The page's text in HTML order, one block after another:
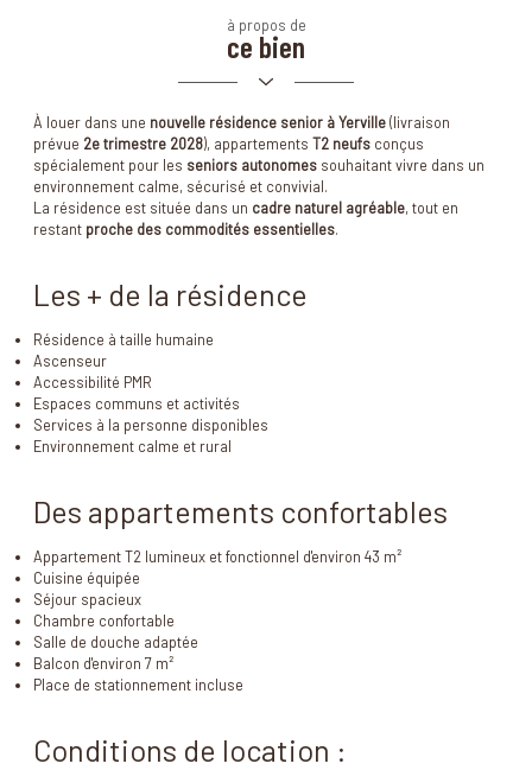
à propos de
ce bien
À louer dans une nouvelle résidence senior à Yerville(livraison
prévue 2e trimestre 2028), appartements T2 neufs conçus
spécialement pour les seniors autonomes souhaitant vivre dans un
environnement calme, sécurisé et convivial.
La résidence est située dans un cadre naturel agréable, tout en
restant proche des commodités essentielles.
Les + de la résidence
Résidence à taille humaine
Ascenseur
Accessibilité PMR
Espaces communs et activités
Services à la personne disponibles
Environnement calme et rural
Des appartements confortables
Appartement T2 lumineux et fonctionnel d'environ 43 m²
Cuisine équipée
Séjour spacieux
Chambre confortable
Salle de douche adaptée
Balcon d'environ 7 m²
Place de stationnement incluse
Conditions de location :